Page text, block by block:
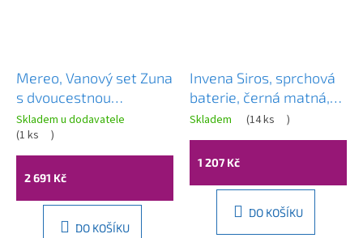
Mereo, Vanový set Zuna
s dvoucestnou
podomítkovou bateríí,
CB650VZ1
Skladem u dodavatele
(1 ks )
2 691 Kč
DO KOŠÍKU
Invena Siros, sprchová
baterie, černá matná,
BN-90-004-A
Skladem (14 ks )
1 207 Kč
DO KOŠÍKU